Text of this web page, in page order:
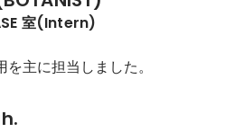
室(Intern)
を主に担当しました。